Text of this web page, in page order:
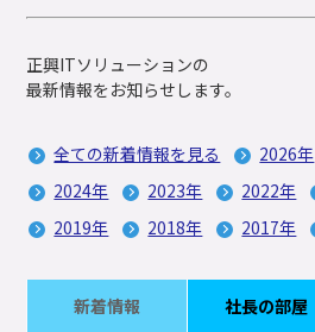
正興ITソリューションの
最新情報をお知らせします。
全ての新着情報を見る 2026年
2024年
2023年 2022年
2019年
2018年 2017年
新着情報 社長の部屋